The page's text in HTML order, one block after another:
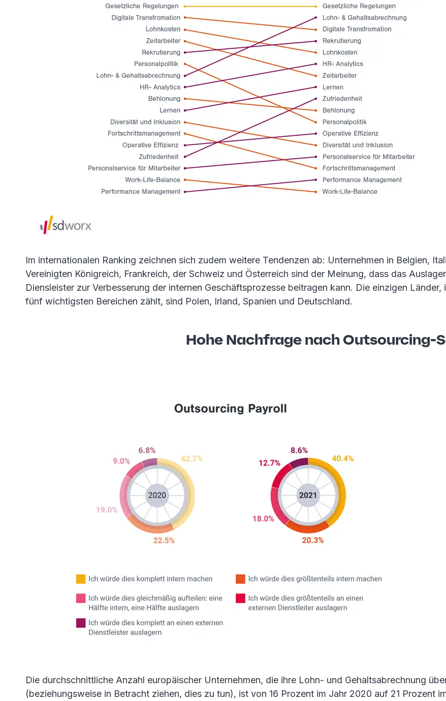
Im internationalen Ranking zeichnen sich zudem weitere Tendenzen ab: Unternehmen in Belgien,
Vereinigten Königreich, Frankreich, der Schweiz und Österreich sind der Meinung, dass das
Diensleister zur Verbesserung der internen Geschäftsprozesse beitragen kann. Die einzigen
fünf wichtigsten Bereichen zählt, sind Polen, Irland, Spanien und Deutschland.
Hohe Nachfrage nach Outsourcing-
Die durchschnittliche Anzahl europäischer Unternehmen, die ihre Lohn- und Gehaltsabrechnung
(beziehungsweise in Betracht ziehen, dies zu tun), ist von 16 Prozent im Jahr 2020 auf 21 Prozent